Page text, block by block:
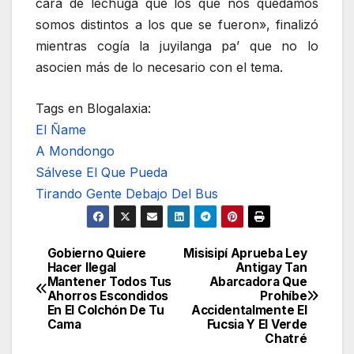
somos distintos a los que se fueron», finalizó
mientras cogía la juyilanga pa’ que no lo
asocien más de lo necesario con el tema.
Tags en Blogalaxia:
El Ñame
A Mondongo
Sálvese El Que Pueda
Tirando Gente Debajo Del Bus
Navegación
de
entradas
Misisipí Aprueba Ley
Antigay Tan
Abarcadora Que
Prohíbe
Accidentalmente El
Fucsia Y El Verde
Chatré
Gobierno Quiere
Hacer Ilegal
Mantener Todos Tus
Ahorros Escondidos
En El Colchón De Tu
Cama